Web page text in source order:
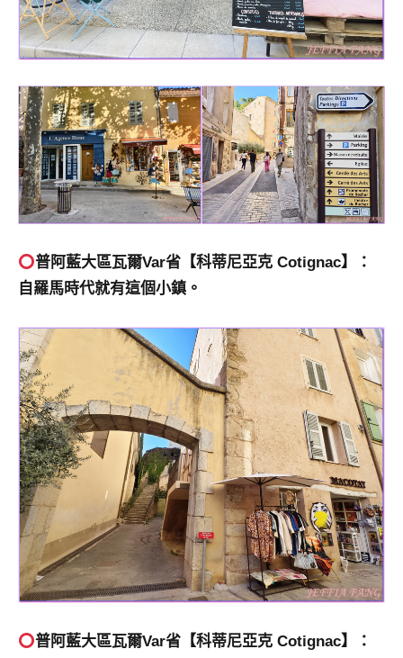
普阿藍大區瓦爾Var省 【科蒂尼亞克 Cotignac】：
自羅馬時代就有這個小鎮。
普阿藍大區瓦爾Var省 【科蒂尼亞克 Cotignac】：